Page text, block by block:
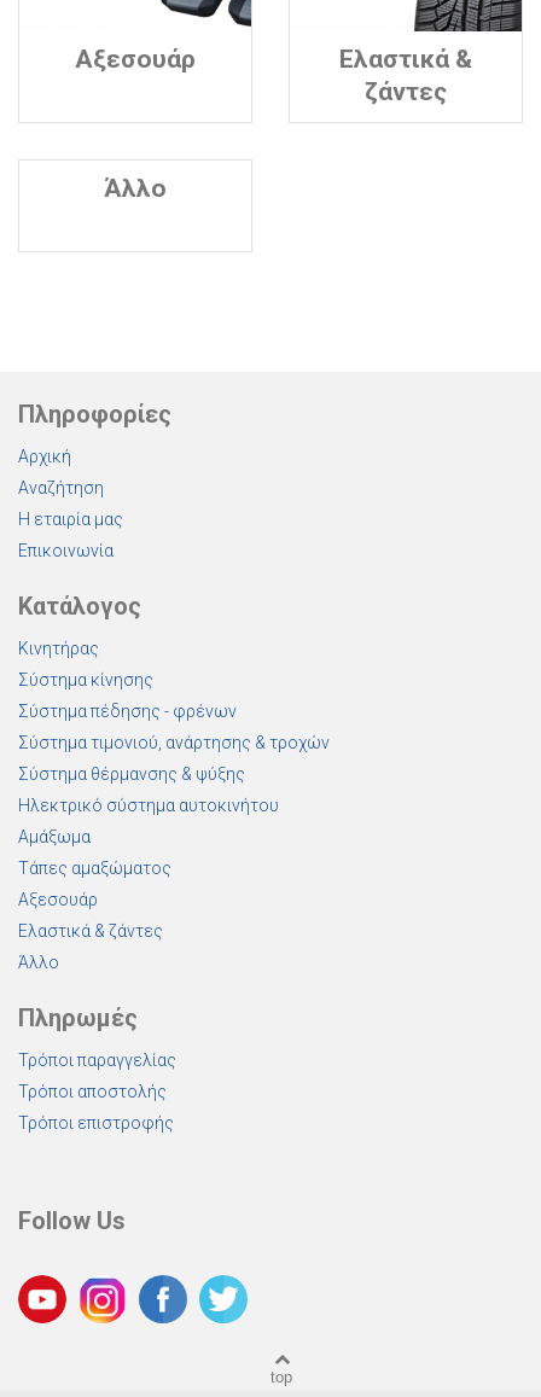
Αξεσουάρ
Ελαστικά &
ζάντες
Άλλο
Πληροφορίες
Αρχική
Αναζήτηση
Η εταιρία μας
Επικοινωνία
Κατάλογος
Κινητήρας
Σύστημα κίνησης
Σύστημα πέδησης - φρένων
Σύστημα τιμονιού, ανάρτησης & τροχών
Σύστημα θέρμανσης & ψύξης
Ηλεκτρικό σύστημα αυτοκινήτου
Αμάξωμα
Τάπες αμαξώματος
Αξεσουάρ
Ελαστικά & ζάντες
Άλλο
Πληρωμές
Τρόποι παραγγελίας
Τρόποι αποστολής
Τρόποι επιστροφής
Follow Us
top